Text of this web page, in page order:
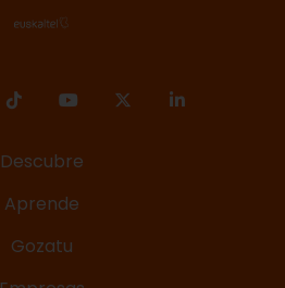
Descubre
Aprende
Gozatu